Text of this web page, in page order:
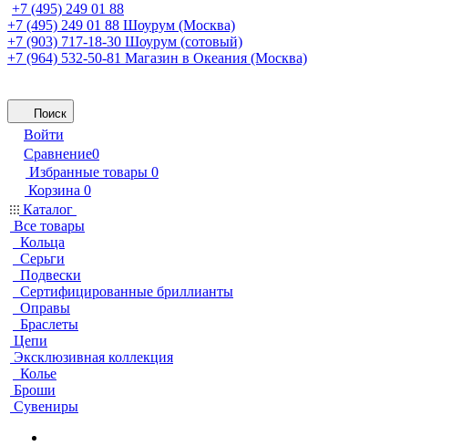
+7 (495) 249 01 88
+7 (495) 249 01 88 Шоурум (Москва)
+7 (903) 717-18-30 Шоурум (сотовый)
+7 (964) 532-50-81 Магазин в Океания (Москва)
Поиск
Войти
Сравнение0
Избранные товары 0
Корзина 0
Каталог
Все товары
Кольца
Серьги
Подвески
Сертифицированные бриллианты
Оправы
Браслеты
Цепи
Эксклюзивная коллекция
Колье
Броши
Сувениры